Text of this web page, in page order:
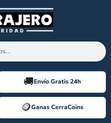
🚚Envío Gratis 24h
🪙️Ganas CerraCoins